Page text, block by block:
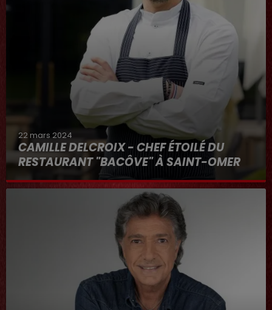
22 mars 2024
CAMILLE DELCROIX - CHEF ÉTOILÉ DU
RESTAURANT "BACÔVE" À SAINT-OMER
Au micro d'Hervé dans "RDL ET VOUS"